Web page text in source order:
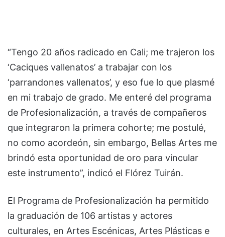
“Tengo 20 años radicado en Cali; me trajeron los
‘Caciques vallenatos’ a trabajar con los
‘parrandones vallenatos’, y eso fue lo que plasmé
en mi trabajo de grado. Me enteré del programa
de Profesionalización, a través de compañeros
que integraron la primera cohorte; me postulé,
no como acordeón, sin embargo, Bellas Artes me
brindó esta oportunidad de oro para vincular
este instrumento”, indicó el Flórez Tuirán.
El Programa de Profesionalización ha permitido
la graduación de 106 artistas y actores
culturales, en Artes Escénicas, Artes Plásticas e